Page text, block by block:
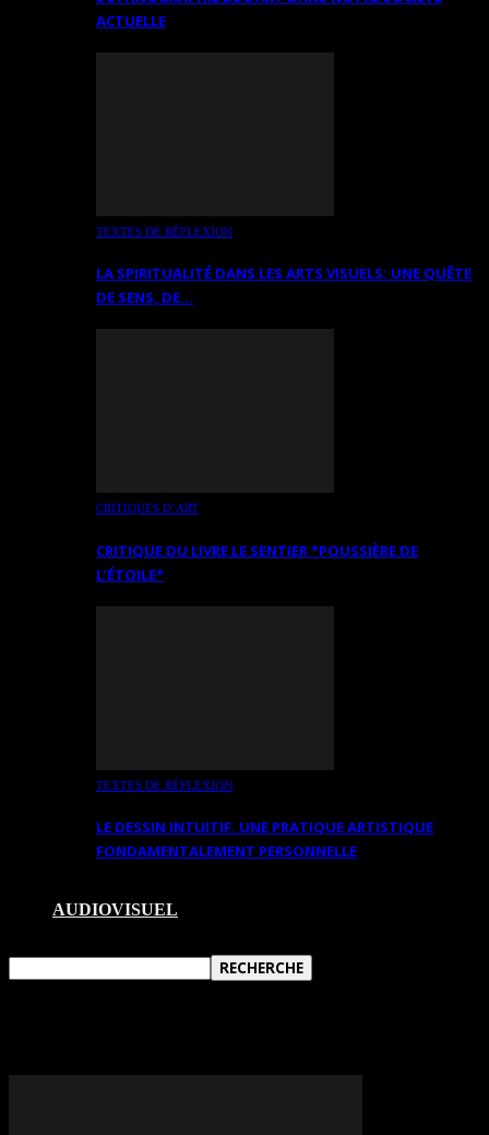
ACTUELLE
TEXTES DE RÉFLEXION
LA SPIRITUALITÉ DANS LES ARTS VISUELS: UNE QUÊTE
DE SENS, DE…
CRITIQUES D’ART
CRITIQUE DU LIVRE LE SENTIER *POUSSIÈRE DE
L’ÉTOILE*
TEXTES DE RÉFLEXION
LE DESSIN INTUITIF. UNE PRATIQUE ARTISTIQUE
FONDAMENTALEMENT PERSONNELLE
AUDIOVISUEL